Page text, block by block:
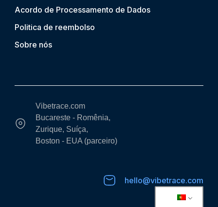
Acordo de Processamento de Dados
Politica de reembolso
Sobre nós
Vibetrace.com
Bucareste - Romênia,
Zurique, Suíça,
Boston - EUA (parceiro)
hello@vibetrace.com